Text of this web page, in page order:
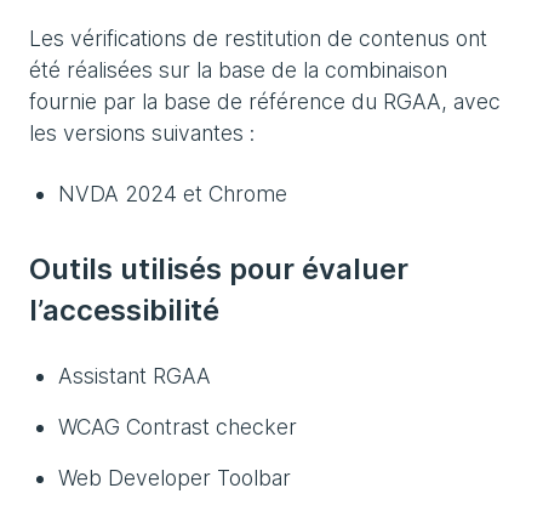
Les vérifications de restitution de contenus ont
été réalisées sur la base de la combinaison
fournie par la base de référence du RGAA, avec
les versions suivantes :
NVDA 2024 et Chrome
Outils utilisés pour évaluer
l’accessibilité
Assistant RGAA
WCAG Contrast checker
Web Developer Toolbar